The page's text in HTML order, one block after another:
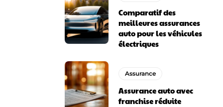
Comparatif des
meilleures assurances
auto pour les véhicules
électriques
Assurance
Assurance auto avec
franchise réduite